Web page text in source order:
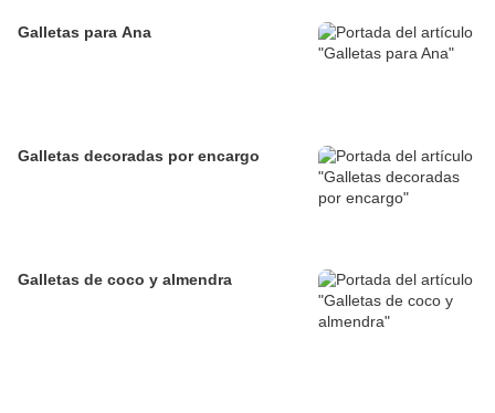
Galletas para Ana
Galletas decoradas por encargo
Galletas de coco y almendra